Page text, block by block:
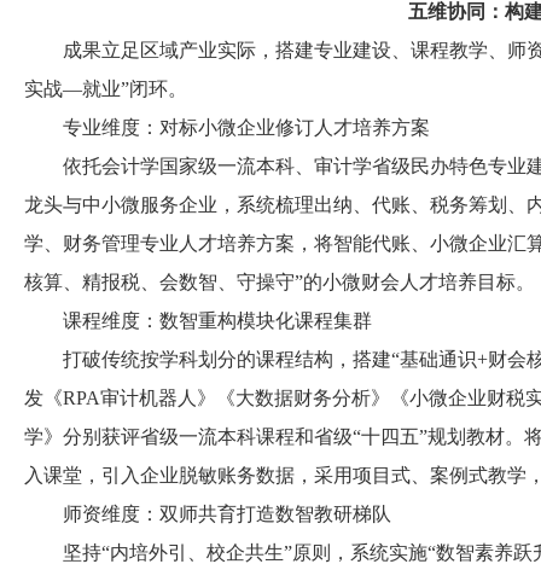
五维协同：构
成果立足区域产业实际，搭建专业建设、课程教学、师
实战—就业”闭环。
专业维度：对标小微企业修订人才培养方案
依托会计学国家级一流本科、审计学省级民办特色专业
龙头与中小微服务企业，系统梳理出纳、代账、税务筹划
学、财务管理专业人才培养方案，将智能代账、小微企业汇
核算、精报税、会数智、守操守”的小微财会人才培养目标。
课程维度：数智重构模块化课程集群
打破传统按学科划分的课程结构，搭建“基础通识+财会
发《RPA审计机器人》《大数据财务分析》《小微企业财税
学》分别获评省级一流本科课程和省级“十四五”规划教材
入课堂，引入企业脱敏账务数据，采用项目式、案例式教
师资维度：双师共育打造数智教研梯队
坚持“内培外引、校企共生”原则，系统实施“数智素养跃